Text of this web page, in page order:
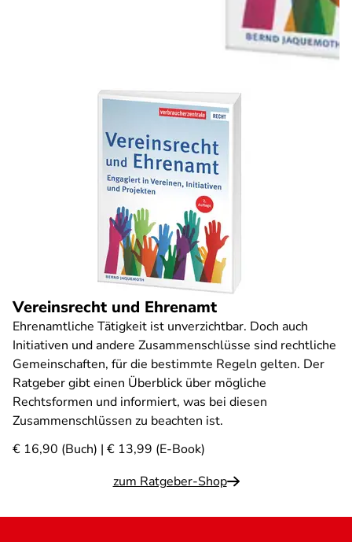
Vereinsrecht und Ehrenamt
Ehrenamtliche Tätigkeit ist unverzichtbar. Doch auch
Initiativen und andere Zusammenschlüsse sind rechtliche
Gemeinschaften, für die bestimmte Regeln gelten. Der
Ratgeber gibt einen Überblick über mögliche
Rechtsformen und informiert, was bei diesen
Zusammenschlüssen zu beachten ist.
€ 16,90 (Buch) | € 13,99 (E-Book)
zum Ratgeber-Shop